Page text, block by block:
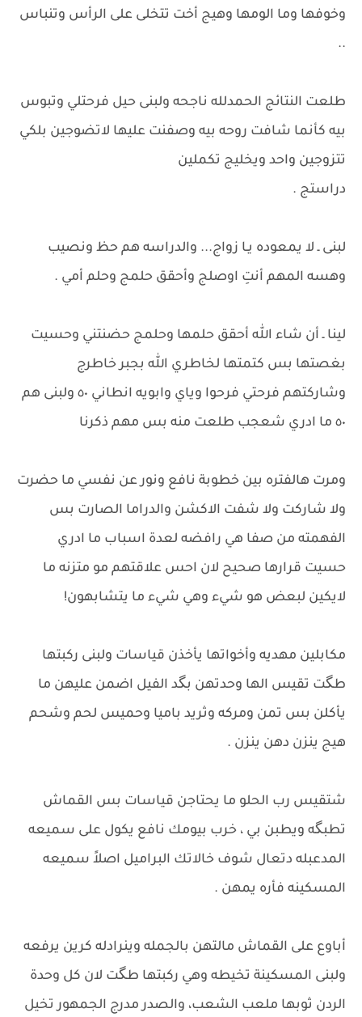
وخوفها وما الومها وهيج أخت تتخلى على الرأس وتنباس
..
طلعت النتائج الحمدلله ناجحه ولبنى حيل فرحتلي وتبوس
بيه كأنما شافت روحه بيه وصفنت عليها لاتضوجين بلكي
تتزوجين واحد ويخليج تكملين
دراستج .
لبنى ـ لا يمعوده يـا زواج... والدراسه هم حظ ونصيب
وهسه المهم أنتِ اوصلج وأحقق حلمج وحلم أمي .
لينا ـ أن شاء الله أحقق حلمها وحلمج حضنتني وحسيت
بغصتها بس كتمتها لخاطري الله بجبر خاطرج
وشاركتهم فرحتي فرحوا وياي وابويه انطاني ٥٠ ولبنى هم
٥٠ ما ادري شعجب طلعت منه بس مهم ذكرنا
ومرت هالفتره بين خطوبة نافع ونور عن نفسي ما حضرت
ولا شاركت ولا شفت الاكشن والدراما الصارت بس
الفهمته من صفا هي رافضه لعدة اسباب ما ادري
حسيت قرارها صحيح لان احس علاقتهم مو متزنه ما
لايكين لبعض هو شيء وهي شيء ما يتشابهون!
مكابلين مهديه وأخواتها يأخذن قياسات ولبنى ركبتها
طگت تقيس الها وحدتهن بگد الفيل اضمن عليهن ما
يأكلن بس تمن ومركه وثريد باميا وحميس لحم وشحم
هيج ينزن دهن ينزن .
شتقيس رب الحلو ما يحتاجن قياسات بس القماش
تطبگه ويطبن بي ، خرب بيومك نافع يكول على سميعه
المدعبله دتعال شوف خالاتك البراميل اصلاً سميعه
المسكينه فأره يمهن .
أباوع على القماش مالتهن بالجمله وينرادله كرين يرفعه
ولبنى المسكينة تخيطه وهي ركبتها طگت لان كل وحدة
الردن ثوبها ملعب الشعب، والصدر مدرج الجمهور تخيل